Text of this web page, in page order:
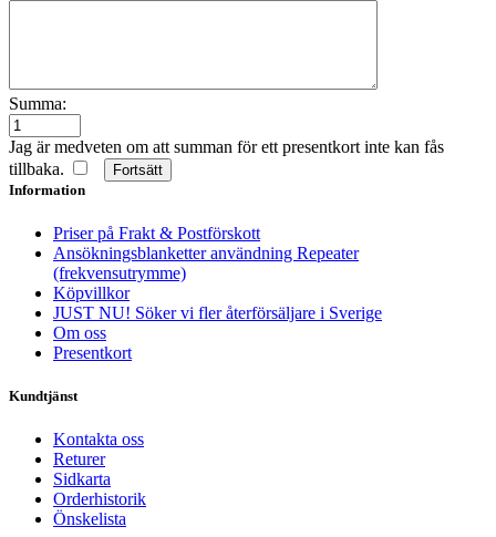
Summa:
Jag är medveten om att summan för ett presentkort inte kan fås
tillbaka.
Information
Priser på Frakt & Postförskott
Ansökningsblanketter användning Repeater
(frekvensutrymme)
Köpvillkor
JUST NU! Söker vi fler återförsäljare i Sverige
Om oss
Presentkort
Kundtjänst
Kontakta oss
Returer
Sidkarta
Orderhistorik
Önskelista